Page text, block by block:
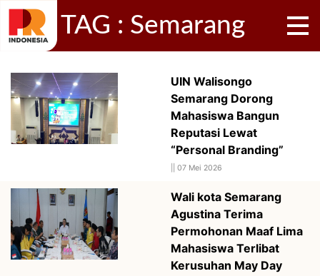
TAG : Semarang
UIN Walisongo
Semarang Dorong
Mahasiswa Bangun
Reputasi Lewat
“Personal Branding”
07 Mei 2026
Wali kota Semarang
Agustina Terima
Permohonan Maaf Lima
Mahasiswa Terlibat
Kerusuhan May Day